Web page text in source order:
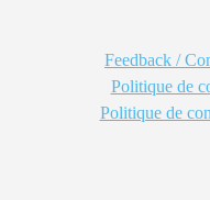
Feedback /
Politique de
Politique de